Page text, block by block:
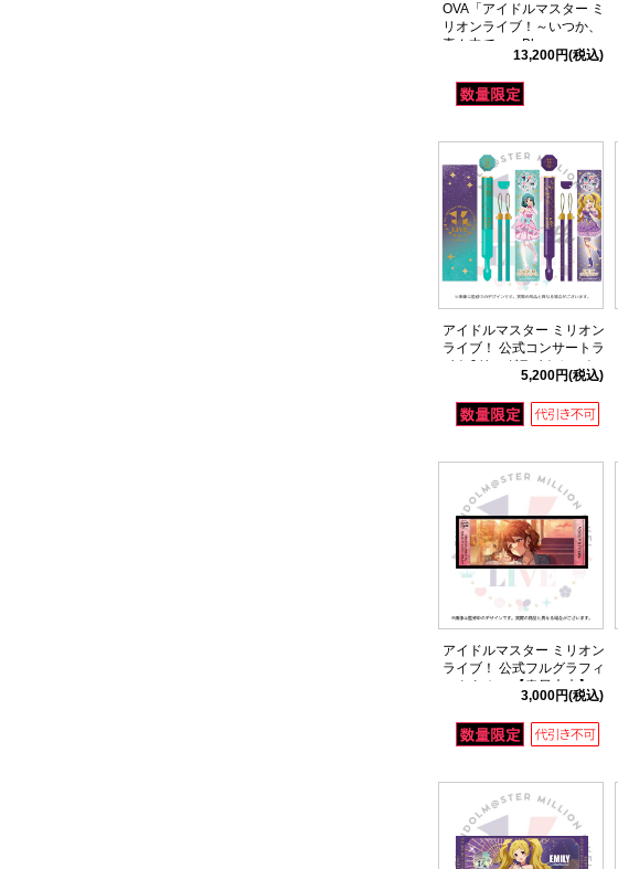
OVA「アイドルマスター ミ
リオンライブ！～いつか、
真ん中で～」Blu-ray
13,200円(税込)
アイドルマスター ミリオン
ライブ！ 公式コンサートラ
イト&リングライトセット
DAY1 (14thLIVE ver.)
5,200円(税込)
アイドルマスター ミリオン
ライブ！ 公式フルグラフィ
ックタオル 【春日未来】
(14thLIVE ver.)3,000円(税込)